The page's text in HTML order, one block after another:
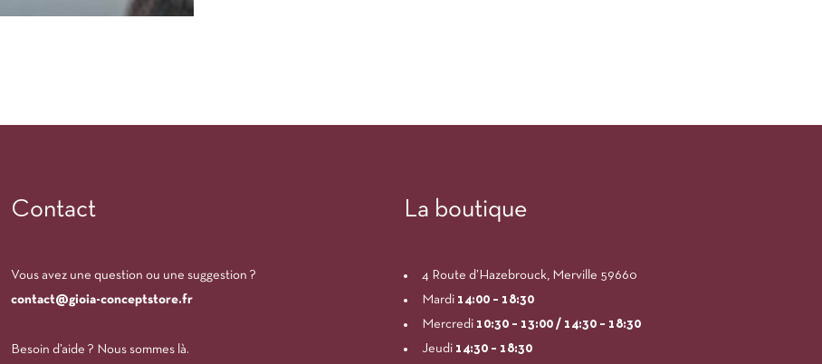
Contact
Vous avez une question ou une suggestion ?
contact@gioia-conceptstore.fr
Besoin d’aide ? Nous sommes là.
La boutique
4 Route d’Hazebrouck, Merville 59660
Mardi 14:00– 18:30
Mercredi 10:30 – 13:00 / 14:30 – 18:30
Jeudi 14:30 – 18:30